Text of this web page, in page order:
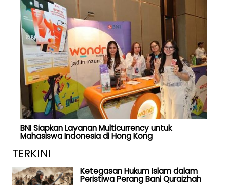
BNI Siapkan Layanan Multicurrency untuk
Mahasiswa Indonesia di Hong Kong
TERKINI
Ketegasan Hukum Islam dalam
Peristiwa Perang Bani Quraizhah